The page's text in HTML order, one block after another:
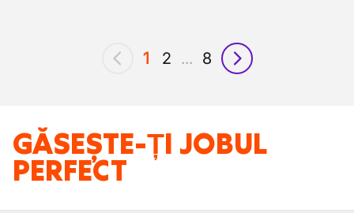
anterior
1 2 ... 8
următor
GĂSEȘTE-ȚI JOBUL
PERFECT